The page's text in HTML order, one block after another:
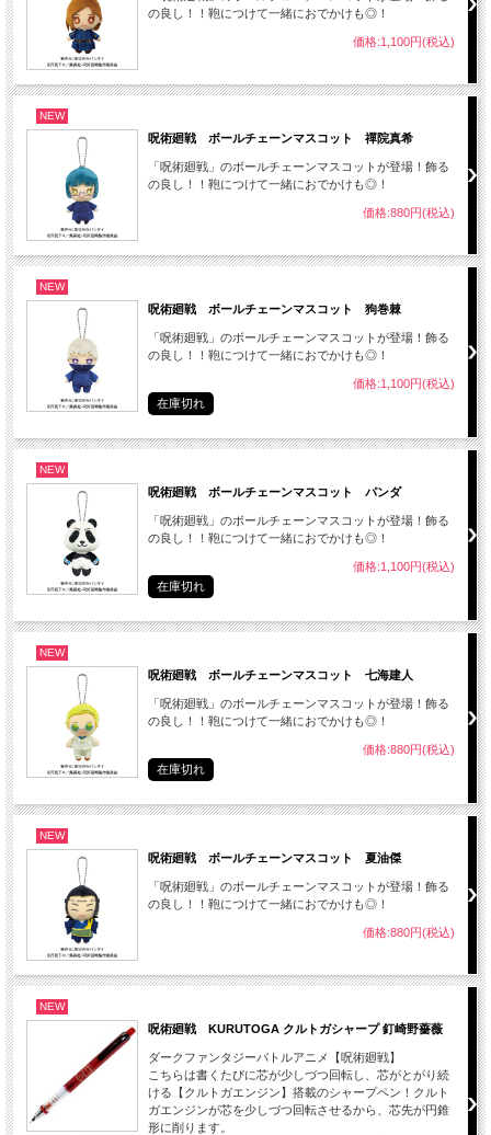
の良し！！鞄につけて一緒におでかけも◎！
価格:1,100円(税込)
NEW
呪術廻戦 ボールチェーンマスコット 禪院真希
「呪術廻戦」のボールチェーンマスコットが登場！飾る
の良し！！鞄につけて一緒におでかけも◎！
価格:880円(税込)
NEW
呪術廻戦 ボールチェーンマスコット 狗巻棘
「呪術廻戦」のボールチェーンマスコットが登場！飾る
の良し！！鞄につけて一緒におでかけも◎！
価格:1,100円(税込)
在庫切れ
NEW
呪術廻戦 ボールチェーンマスコット パンダ
「呪術廻戦」のボールチェーンマスコットが登場！飾る
の良し！！鞄につけて一緒におでかけも◎！
価格:1,100円(税込)
在庫切れ
NEW
呪術廻戦 ボールチェーンマスコット 七海建人
「呪術廻戦」のボールチェーンマスコットが登場！飾る
の良し！！鞄につけて一緒におでかけも◎！
価格:880円(税込)
在庫切れ
NEW
呪術廻戦 ボールチェーンマスコット 夏油傑
「呪術廻戦」のボールチェーンマスコットが登場！飾る
の良し！！鞄につけて一緒におでかけも◎！
価格:880円(税込)
NEW
呪術廻戦 KURUTOGA クルトガシャープ 釘崎野薔薇
ダークファンタジーバトルアニメ【呪術廻戦】
こちらは書くたびに芯が少しづつ回転し、芯がとがり続
ける【クルトガエンジン】搭載のシャープペン！クルト
ガエンジンが芯を少しづつ回転させるから、芯先が円錐
形に削ります。